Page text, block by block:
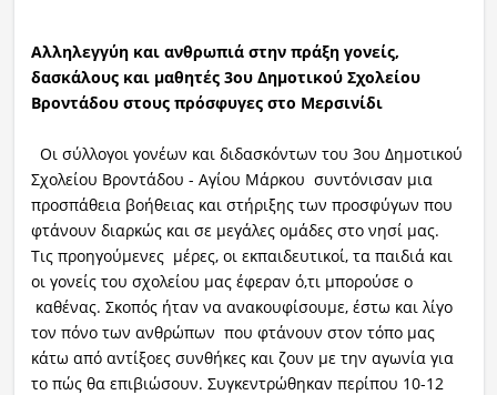
Αλληλεγγύη και ανθρωπιά στην πράξη γονείς,
δασκάλους και μαθητές 3ου Δημοτικού Σχολείου
Βροντάδου στους πρόσφυγες στο Μερσινίδι
Οι σύλλογοι γονέων και διδασκόντων του 3ου Δημοτικού
Σχολείου Βροντάδου - Αγίου Μάρκου συντόνισαν μια
προσπάθεια βοήθειας και στήριξης των προσφύγων που
φτάνουν διαρκώς και σε μεγάλες ομάδες στο νησί μας.
Τις προηγούμενες μέρες, οι εκπαιδευτικοί, τα παιδιά και
οι γονείς του σχολείου μας έφεραν ό,τι μπορούσε ο
καθένας. Σκοπός ήταν να ανακουφίσουμε, έστω και λίγο
τον πόνο των ανθρώπων που φτάνουν στον τόπο μας
κάτω από αντίξοες συνθήκες και ζουν με την αγωνία για
το πώς θα επιβιώσουν. Συγκεντρώθηκαν περίπου 10-12